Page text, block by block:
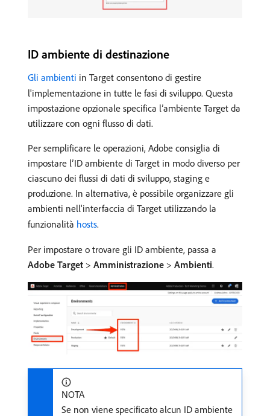
ID ambiente di destinazione
Gli ambienti in Target consentono di gestire
l'implementazione in tutte le fasi di sviluppo. Questa
impostazione opzionale specifica l’ambiente Target da
utilizzare con ogni flusso di dati.
Per semplificare le operazioni, Adobe consiglia di
impostare l’ID ambiente di Target in modo diverso per
ciascuno dei flussi di dati di sviluppo, staging e
produzione. In alternativa, è possibile organizzare gli
ambienti nell'interfaccia di Target utilizzando la
funzionalità hosts.
Per impostare o trovare gli ID ambiente, passa a
Adobe Target > Amministrazione > Ambienti.
NOTA
Se non viene specificato alcun ID ambiente